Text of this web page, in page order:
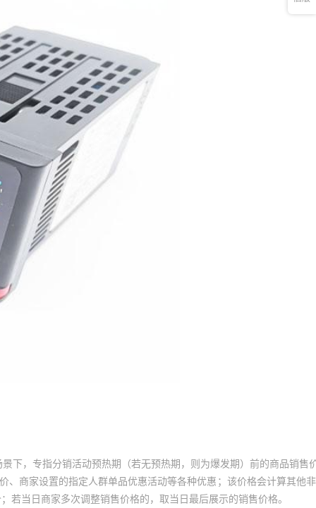
下，专指分销活动预热期（若无预热期，则为爆发期）前的商品销售
商家设置的指定人群单品优惠活动等各种优惠；该价格会计算其他
当日商家多次调整销售价格的，取当日最后展示的销售价格。